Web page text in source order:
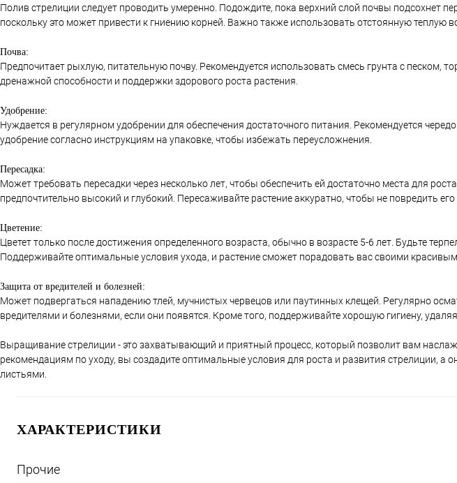
Полив стрелиции следует проводить умеренно. Подождите, пока верхний слой почвы подсохнет
поскольку это может привести к гниению корней. Важно также использовать отстоянную теплую
Почва:
Предпочитает рыхлую, питательную почву. Рекомендуется использовать смесь грунта с песком,
дренажной способности и поддержки здорового роста растения.
Удобрение:
Нуждается в регулярном удобрении для обеспечения достаточного питания. Рекомендуется
удобрение согласно инструкциям на упаковке, чтобы избежать переусложнения.
Пересадка:
Может требовать пересадки через несколько лет, чтобы обеспечить ей достаточно места для
предпочтительно высокий и глубокий. Пересаживайте растение аккуратно, чтобы не повредить его
Цветение:
Цветет только после достижения определенного возраста, обычно в возрасте 5-6 лет. Будьте
Поддерживайте оптимальные условия ухода, и растение сможет порадовать вас своими
Защита от вредителей и болезней:
Может подвергаться нападению тлей, мучнистых червецов или паутинных клещей. Регулярно
вредителями и болезнями, если они появятся. Кроме того, поддерживайте хорошую гигиену,
Выращивание стрелиции - это захватывающий и приятный процесс, который позволит вам
рекомендациям по уходу, вы создадите оптимальные условия для роста и развития стрелиции, а
листьями.
ХАРАКТЕРИСТИКИ
Прочие